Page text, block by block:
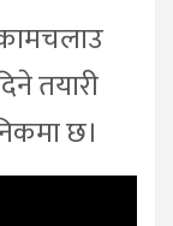
तयारी
छ।